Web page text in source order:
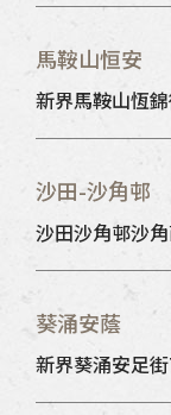
馬鞍山恒安
新界馬鞍山恆
沙田-沙角邨
沙田沙角邨沙
葵涌安蔭
新界葵涌安足